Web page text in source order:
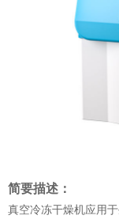
简要描述：
真空冷冻干燥机应用